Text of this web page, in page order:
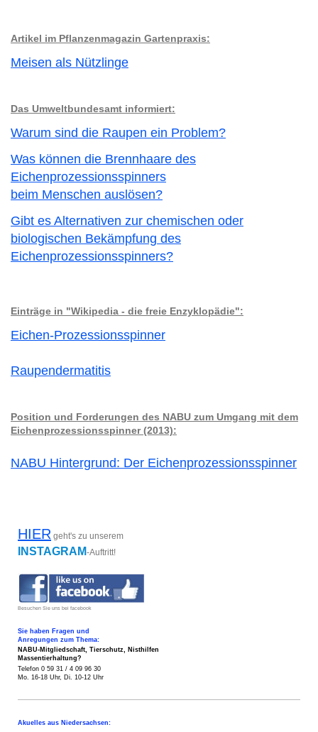
Artikel im Pflanzenmagazin Gartenpraxis:
Meisen als Nützlinge
Das Umweltbundesamt informiert:
Warum sind die Raupen ein Problem?
Was können die Brennhaare des
Eichenprozessionsspinners
beim Menschen auslösen?
Gibt es Alternativen zur chemischen oder
biologischen Bekämpfung des
Eichenprozessionsspinners?
Einträge in "Wikipedia - die freie Enzyklopädie":
Eichen-Prozessionsspinner
Raupendermatitis
Position und Forderungen des NABU zum Umgang mit dem
Eichenprozessionsspinner (2013):
NABU Hintergrund: Der Eichenprozessionsspinner
HIER geht's zu unserem
INSTAGRAM-Auftritt!
Besuchen Sie uns bei facebook
Sie haben Fragen und
Anregungen zum Thema:
NABU-Mitgliedschaft, Tierschutz, Nisthilfen
Massentierhaltung?
Telefon 0 59 31 / 4 09 96 30
Mo. 16-18 Uhr, Di. 10-12 Uhr
Akuelles aus Niedersachsen: